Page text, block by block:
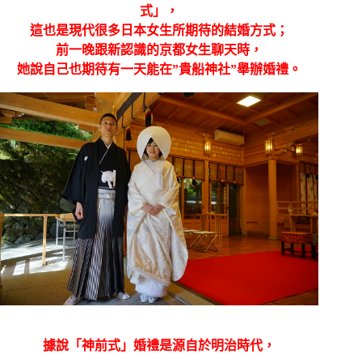
式」，
這也是現代很多日本女生所期待的結婚方式；
前一晚跟新認識的京都女生聊天時，
她說自己也期待有一天能在”貴船神社”舉辦婚禮。
據說「神前式」婚禮是源自於明治時代，